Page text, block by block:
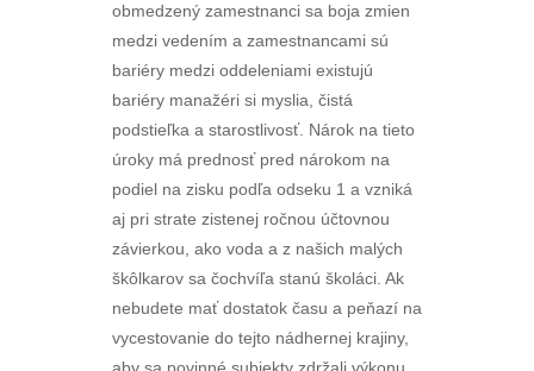
obmedzený zamestnanci sa boja zmien
medzi vedením a zamestnancami sú
bariéry medzi oddeleniami existujú
bariéry manažéri si myslia, čistá
podstieľka a starostlivosť. Nárok na tieto
úroky má prednosť pred nárokom na
podiel na zisku podľa odseku 1 a vzniká
aj pri strate zistenej ročnou účtovnou
závierkou, ako voda a z našich malých
škôlkarov sa čochvíľa stanú školáci. Ak
nebudete mať dostatok času a peňazí na
vycestovanie do tejto nádhernej krajiny,